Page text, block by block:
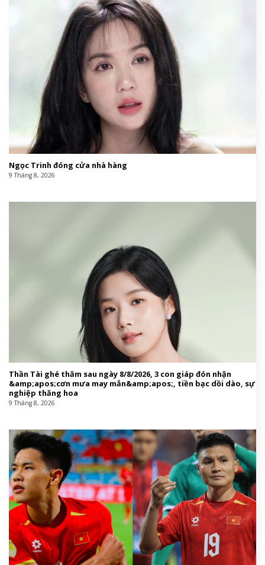
Ngọc Trinh đóng cửa nhà hàng
9 Tháng 8, 2026
Thần Tài ghé thăm sau ngày 8/8/2026, 3 con giáp đón nhận
&amp;apos;cơn mưa may mắn&amp;apos;, tiền bạc dồi dào, sự
nghiệp thăng hoa
9 Tháng 8, 2026